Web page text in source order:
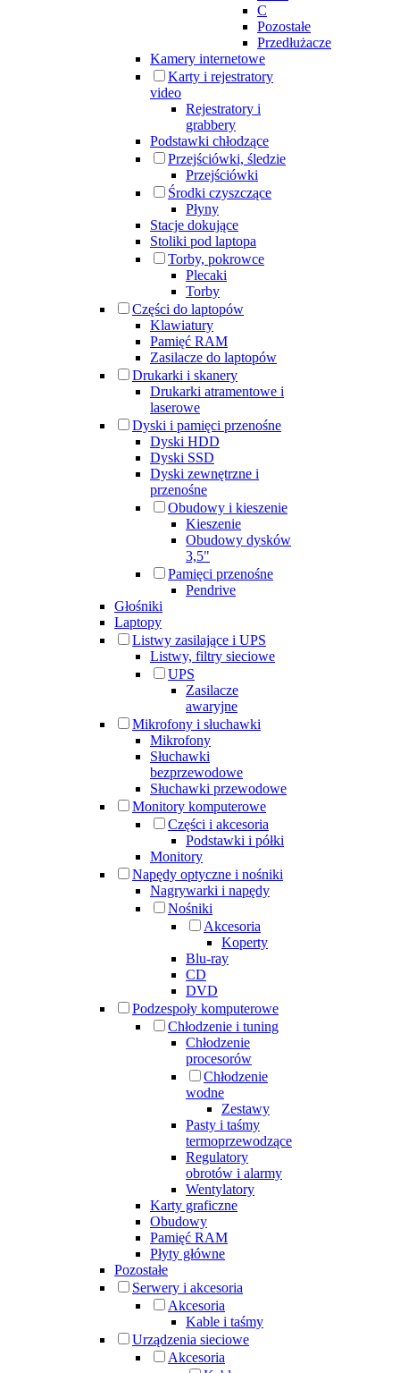
C
Pozostałe
Przedłużacze
Kamery internetowe
Karty i rejestratory
video
Rejestratory i
grabbery
Podstawki chłodzące
Przejściówki, śledzie
Przejściówki
Środki czyszczące
Płyny
Stacje dokujące
Stoliki pod laptopa
Torby, pokrowce
Plecaki
Torby
Części do laptopów
Klawiatury
Pamięć RAM
Zasilacze do laptopów
Drukarki i skanery
Drukarki atramentowe i
laserowe
Dyski i pamięci przenośne
Dyski HDD
Dyski SSD
Dyski zewnętrzne i
przenośne
Obudowy i kieszenie
Kieszenie
Obudowy dysków
3,5"
Pamięci przenośne
Pendrive
Głośniki
Laptopy
Listwy zasilające i UPS
Listwy, filtry sieciowe
UPS
Zasilacze
awaryjne
Mikrofony i słuchawki
Mikrofony
Słuchawki
bezprzewodowe
Słuchawki przewodowe
Monitory komputerowe
Części i akcesoria
Podstawki i półki
Monitory
Napędy optyczne i nośniki
Nagrywarki i napędy
Nośniki
Akcesoria
Koperty
Blu-ray
CD
DVD
Podzespoły komputerowe
Chłodzenie i tuning
Chłodzenie
procesorów
Chłodzenie
wodne
Zestawy
Pasty i taśmy
termoprzewodzące
Regulatory
obrotów i alarmy
Wentylatory
Karty graficzne
Obudowy
Pamięć RAM
Płyty główne
Pozostałe
Serwery i akcesoria
Akcesoria
Kable i taśmy
Urządzenia sieciowe
Akcesoria